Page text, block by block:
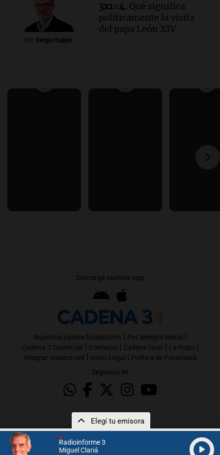
Radioinforme 3
Miguel Clariá
Elegí tu emisora
Por Sergio Suppo
3x1=4. Qué significa
políticamente la visita
del papa León XIV
Descargá nuestra App
Nuestros padres fundadores | Por siempre Mario |
Cadena 3 Comercial | Contacto | Cadena Heat | La Popu |
Integrar nuestra red | Aviso Legal | Política de Privacidad
Seguinos en